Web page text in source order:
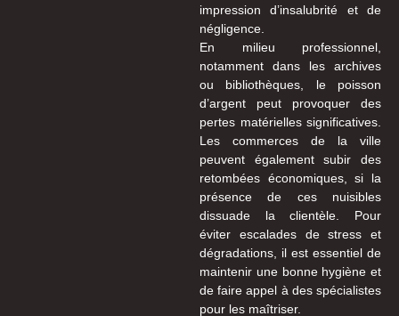
impression d’insalubrité et de
négligence.
En milieu professionnel,
notamment dans les archives
ou bibliothèques, le poisson
d’argent peut provoquer des
pertes matérielles significatives.
Les commerces de la ville
peuvent également subir des
retombées économiques, si la
présence de ces nuisibles
dissuade la clientèle. Pour
éviter escalades de stress et
dégradations, il est essentiel de
maintenir une bonne hygiène et
de faire appel à des spécialistes
pour les maîtriser.